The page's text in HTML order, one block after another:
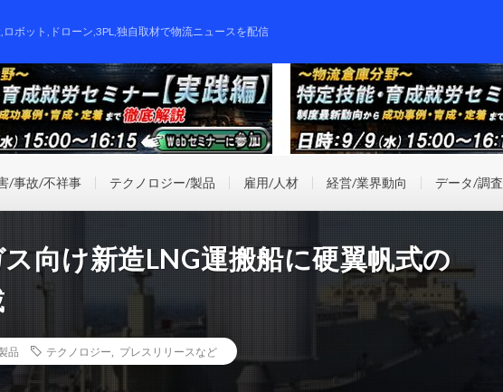
ロボット,ドローン,3PL,独自取材で物流ニュースを配信
/事故/不祥事 テクノロジー/製品 雇用/人材 経営/業界動向 データ/調査
向け新造LNG運搬船に硬翼帆式の
品 テクノロジー プレスリリースなど